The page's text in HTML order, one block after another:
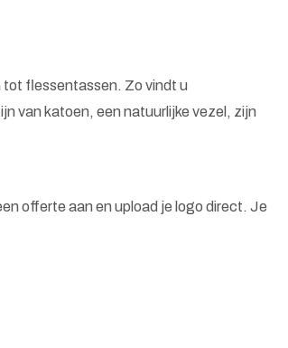
tot flessentassen. Zo vindt u
van katoen, een natuurlijke vezel, zijn
offerte aan en upload je logo direct. Je